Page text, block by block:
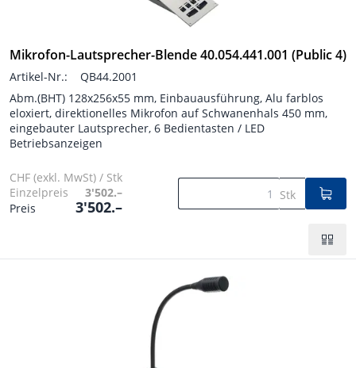
Mikrofon-Lautsprecher-Blende 40.054.441.001 (Public 4)
Artikel-Nr.:
QB44.2001
Abm.(BHT) 128x256x55 mm, Einbauausführung, Alu farblos
eloxiert, direktionelles Mikrofon auf Schwanenhals 450 mm,
eingebauter Lautsprecher, 6 Bedientasten / LED
Betriebsanzeigen
CHF (exkl. MwSt) / Stk
Einzelpreis
3'502.–
Preis
3'502.–
Stk